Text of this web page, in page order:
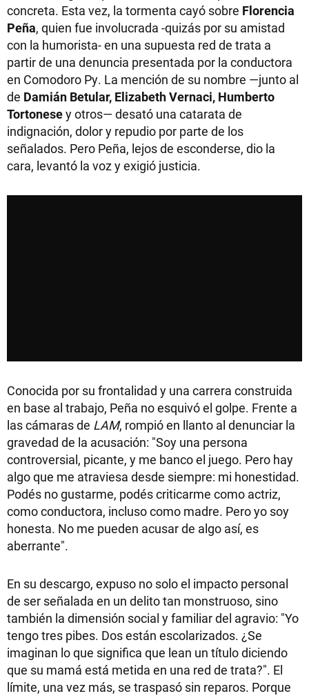
concreta. Esta vez, la tormenta cayó sobre Florencia
Peña, quien fue involucrada -quizás por su amistad
con la humorista- en una supuesta red de trata a
partir de una denuncia presentada por la conductora
en Comodoro Py. La mención de su nombre —junto al
de Damián Betular, Elizabeth Vernaci, Humberto
Tortonesey otros— desató una catarata de
indignación, dolor y repudio por parte de los
señalados. Pero Peña, lejos de esconderse, dio la
cara, levantó la voz y exigió justicia.
Conocida por su frontalidad y una carrera construida
en base al trabajo, Peña no esquivó el golpe. Frente a
las cámaras de LAM, rompió en llanto al denunciar la
gravedad de la acusación: "Soy una persona
controversial, picante, y me banco el juego. Pero hay
algo que me atraviesa desde siempre: mi honestidad.
Podés no gustarme, podés criticarme como actriz,
como conductora, incluso como madre. Pero yo soy
honesta. No me pueden acusar de algo así, es
aberrante".
En su descargo, expuso no solo el impacto personal
de ser señalada en un delito tan monstruoso, sino
también la dimensión social y familiar del agravio: "Yo
tengo tres pibes. Dos están escolarizados. ¿Se
imaginan lo que significa que lean un título diciendo
que su mamá está metida en una red de trata?". El
límite, una vez más, se traspasó sin reparos. Porque